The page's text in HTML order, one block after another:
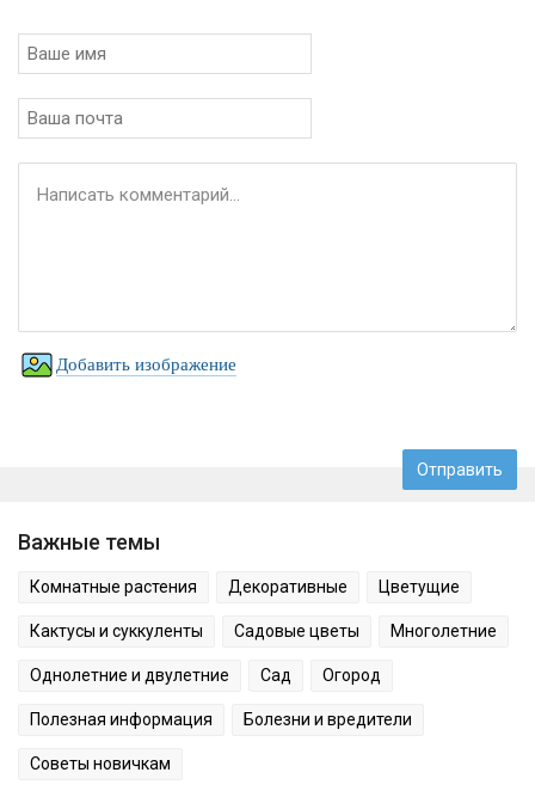
Добавить изображение
Важные темы
Комнатные растения Декоративные Цветущие
Кактусы и суккуленты Садовые цветы Многолетние
Однолетние и двулетние Сад Огород
Полезная информация Болезни и вредители
Советы новичкам